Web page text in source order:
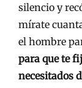
silencio y
mírate
el hombre
para que te
necesitados